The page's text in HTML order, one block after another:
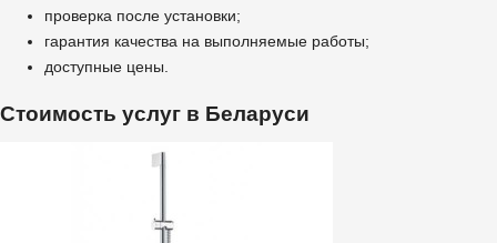
проверка после установки;
гарантия качества на выполняемые работы;
доступные цены.
Стоимость услуг в Беларуси